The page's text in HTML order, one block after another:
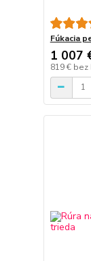
Fúkacia
1 007
819 € bez